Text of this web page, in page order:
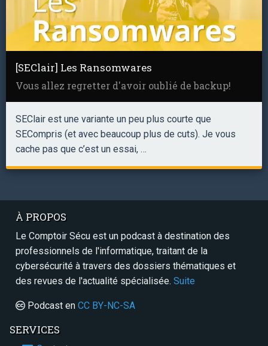
[SEClair] Les Ransomwares
Vous allez regretter d'avoir oublié de backup!
SEClair est une variante un peu plus courte que
SECompris (et avec beaucoup plus de cuts). Je vous
cache pas que c’est un essai, …
À PROPOS
Le Comptoir Sécu est un podcast à destination des
professionnels de l'informatique, traitant de la
cybersécurité à travers des dossiers thématiques et
des revues de l'actualité spécialisée. Suite
Podcast en CC BY-NC-SA
SERVICES